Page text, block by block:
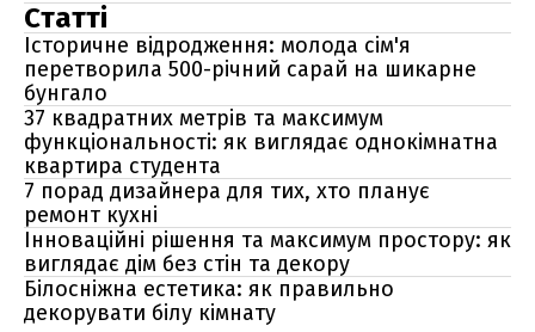
Статті
Історичне відродження: молода сім'я
перетворила 500-річний сарай на шикарне
бунгало
37 квадратних метрів та максимум
функціональності: як виглядає однокімнатна
квартира студента
7 порад дизайнера для тих, хто планує
ремонт кухні
Інноваційні рішення та максимум простору: як
виглядає дім без стін та декору
Білосніжна естетика: як правильно
декорувати білу кімнату